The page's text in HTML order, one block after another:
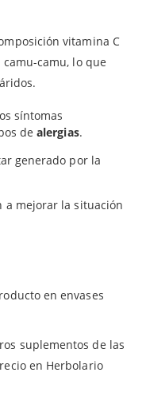
vitamina C
camu, lo que
síntomas
dealergias.
generado por la
a mejorar la situación
en envases
suplementos de las
en Herbolario